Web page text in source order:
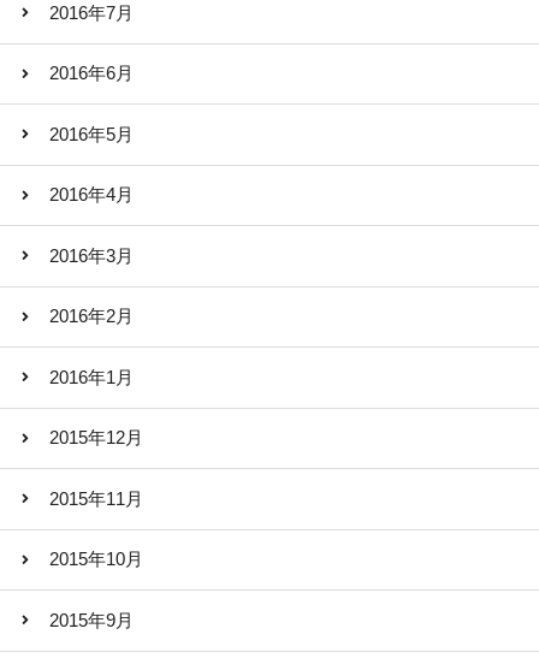
2016年7月
2016年6月
2016年5月
2016年4月
2016年3月
2016年2月
2016年1月
2015年12月
2015年11月
2015年10月
2015年9月